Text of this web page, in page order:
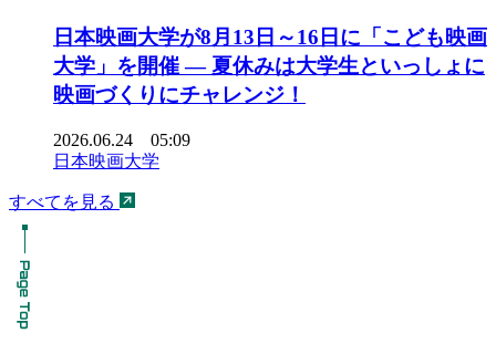
日本映画大学が8月13日～16日に「こども映画
大学」を開催 ― 夏休みは大学生といっしょに
映画づくりにチャレンジ！
2026.06.24 05:09
日本映画大学
すべてを見る